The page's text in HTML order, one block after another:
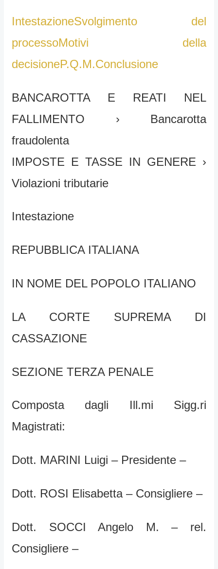
IntestazioneSvolgimento del
processoMotivi della
decisioneP.Q.M.Conclusione
BANCAROTTA E REATI NEL
FALLIMENTO › Bancarotta
fraudolenta
IMPOSTE E TASSE IN GENERE ›
Violazioni tributarie
Intestazione
REPUBBLICA ITALIANA
IN NOME DEL POPOLO ITALIANO
LA CORTE SUPREMA DI
CASSAZIONE
SEZIONE TERZA PENALE
Composta dagli Ill.mi Sigg.ri
Magistrati:
Dott. MARINI Luigi – Presidente –
Dott. ROSI Elisabetta – Consigliere –
Dott. SOCCI Angelo M. – rel.
Consigliere –